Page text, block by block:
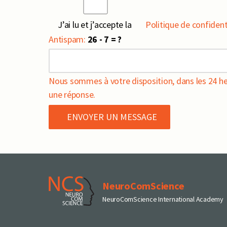
J’ai lu et j’accepte la
Politique de
Antispam: 26 - 7 = ?
Nous sommes à votre disposition, dans les 24
une réponse.
NeuroComScience
NeuroComScience International Academy